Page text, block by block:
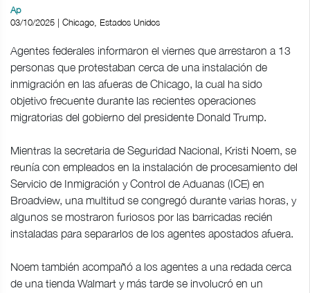
Ap
03/10/2025 | Chicago, Estados Unidos
Agentes federales informaron el viernes que arrestaron a 13
personas que protestaban cerca de una instalación de
inmigración en las afueras de Chicago, la cual ha sido
objetivo frecuente durante las recientes operaciones
migratorias del gobierno del presidente Donald Trump.
Mientras la secretaria de Seguridad Nacional, Kristi Noem, se
reunía con empleados en la instalación de procesamiento del
Servicio de Inmigración y Control de Aduanas (ICE) en
Broadview, una multitud se congregó durante varias horas, y
algunos se mostraron furiosos por las barricadas recién
instaladas para separarlos de los agentes apostados afuera.
Noem también acompañó a los agentes a una redada cerca
de una tienda Walmart y más tarde se involucró en un